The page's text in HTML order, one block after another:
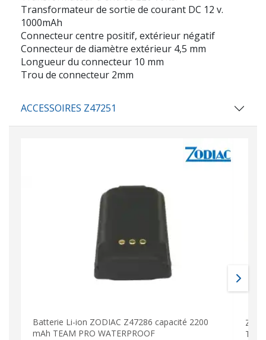
Transformateur de sortie de courant DC 12 v.
1000mAh
Connecteur centre positif, extérieur négatif
Connecteur de diamètre extérieur 4,5 mm
Longueur du connecteur 10 mm
Trou de connecteur 2mm
ACCESSOIRES Z47251
Batterie Li-ion ZODIAC Z47286 capacité 2200
mAh TEAM PRO WATERPROOF
Z-